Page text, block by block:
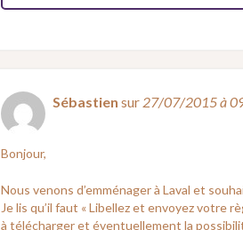
Sébastien sur 27/07/2015à
Bonjour,
Nous venons d’emménager à Laval et
Je lis qu’il faut « Libellez et envoyez votre
à télécharger et éventuellement la